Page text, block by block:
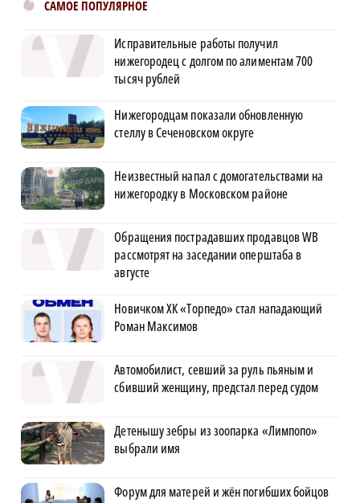
САМОЕ ПОПУЛЯРНОЕ
Исправительные работы получил
нижегородец с долгом по алиментам 700
тысяч рублей
Нижегородцам показали обновленную
стеллу в Сеченовском округе
Неизвестный напал с домогательствами на
нижегородку в Московском районе
Обращения пострадавших продавцов WB
рассмотрят на заседании оперштаба в
августе
Новичком ХК «Торпедо» стал нападающий
Роман Максимов
Автомобилист, севший за руль пьяным и
сбивший женщину, предстал перед судом
Детенышу зебры из зоопарка «Лимпопо»
выбрали имя
Форум для матерей и жён погибших бойцов